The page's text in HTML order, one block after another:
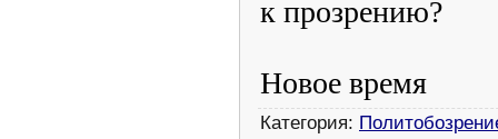
к прозрению?
Новое время
Категория: